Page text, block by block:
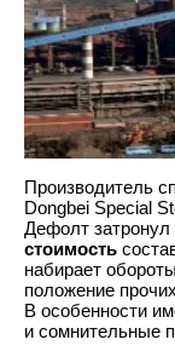
Производитель
Dongbei Special
Дефолт
стоимость
набирает
положение
В особенности
и сомнительные